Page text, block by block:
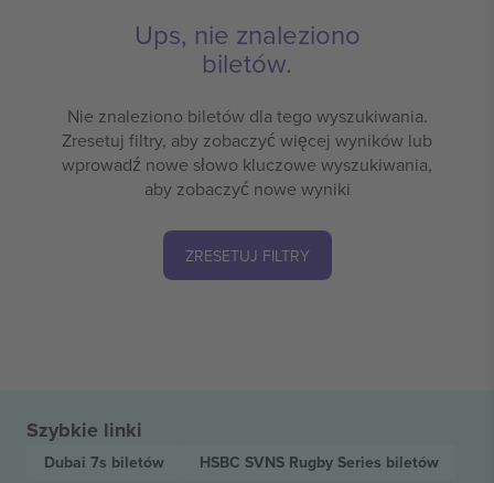
Ups, nie znaleziono
biletów.
Nie znaleziono biletów dla tego wyszukiwania.
Zresetuj filtry, aby zobaczyć więcej wyników lub
wprowadź nowe słowo kluczowe wyszukiwania,
aby zobaczyć nowe wyniki
ZRESETUJ FILTRY
Szybkie linki
Dubai 7s biletów HSBC SVNS Rugby Series biletów